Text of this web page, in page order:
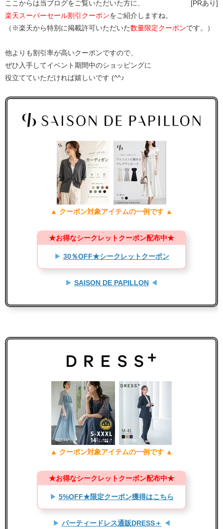
ここからは当ブログをご覧いただいた方に、
[PRあり]
楽天スーパーセール割引クーポンをご紹介しますね。
（※楽天から特別に掲載許可いただいた数量限定クーポンです。）
他よりも割引率が高いクーポンですので、
ぜひ入手してイベント期間中のショッピングに
役立てていただければ嬉しいです (^^♪
▲ クーポン対象アイテムの一例です ▲
★お得なシークレットクーポン配布中★
▶ 30％OFF★シークレットクーポン
▶ SAISON DE PAPILLON ◀
▲ クーポン対象アイテムの一例です ▲
★お得なシークレットクーポン配布中★
▶ 5%OFF★限定クーポン獲得はこちら
▶ パーティードレス通販DRESS＋ ◀